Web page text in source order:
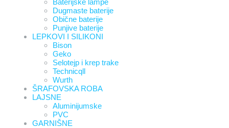
Baterijske lampe
Dugmaste baterije
Obične baterije
Punjive baterije
LEPKOVI I SILIKONI
Bison
Geko
Selotejp i krep trake
Technicqll
Wurth
ŠRAFOVSKA ROBA
LAJSNE
Aluminijumske
PVC
GARNIŠNE